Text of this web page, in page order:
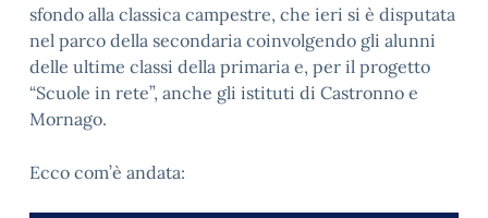
sfondo alla classica campestre, che ieri si è disputata
nel parco della secondaria coinvolgendo gli alunni
delle ultime classi della primaria e, per il progetto
“Scuole in rete”, anche gli istituti di Castronno e
Mornago.
Ecco com’è andata: